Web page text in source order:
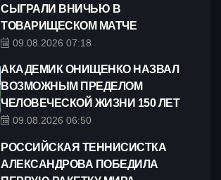
СЫГРАЛИ ВНИЧЬЮ В
ТОВАРИЩЕСКОМ МАТЧЕ
09.08.2026 07:18
АКАДЕМИК ОНИЩЕНКО НАЗВАЛ
ВОЗМОЖНЫМ ПРЕДЕЛОМ
ЧЕЛОВЕЧЕСКОЙ ЖИЗНИ 150 ЛЕТ
09.08.2026 06:50
РОССИЙСКАЯ ТЕННИСИСТКА
АЛЕКСАНДРОВА ПОБЕДИЛА